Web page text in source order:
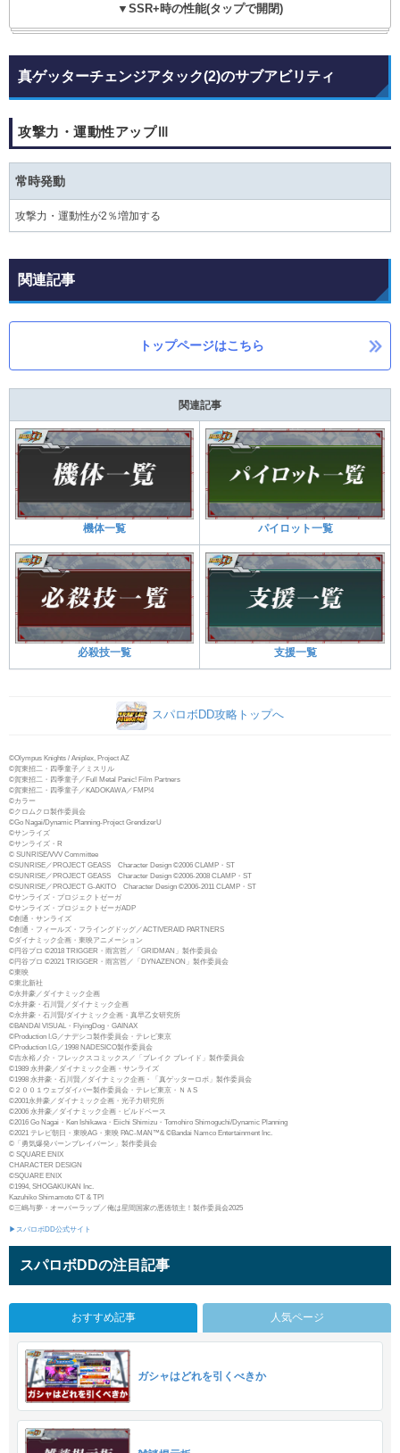
▼SSR+時の性能(タップで開閉)
真ゲッターチェンジアタック(2)のサブアビリティ
攻撃力・運動性アップⅢ
常時発動
攻撃力・運動性が2％増加する
関連記事
トップページはこちら
関連記事
機体一覧 パイロット一覧
必殺技一覧 支援一覧
スパロボDD攻略トップへ
©Olympus Knights / Aniplex, Project AZ
©賀東招二・四季童子／ミスリル
©賀東招二・四季童子／Full Metal Panic! Film Partners
©賀東招二・四季童子／KADOKAWA／FMP!4
©カラー
©クロムクロ製作委員会
©Go Nagai/Dynamic Planning-Project GrendizerU
©サンライズ
©サンライズ・R
© SUNRISE/VVV Committee
©SUNRISE／PROJECT GEASS Character Design ©2006 CLAMP・ST
©SUNRISE／PROJECT GEASS Character Design ©2006-2008 CLAMP・ST
©SUNRISE／PROJECT G-AKITO Character Design ©2006-2011 CLAMP・ST
©サンライズ・プロジェクトゼーガ
©サンライズ・プロジェクトゼーガADP
©創通・サンライズ
©創通・フィールズ・フライングドッグ／ACTIVERAID PARTNERS
©ダイナミック企画・東映アニメーション
©円谷プロ ©2018 TRIGGER・雨宮哲／「GRIDMAN」製作委員会
©円谷プロ ©2021 TRIGGER・雨宮哲／「DYNAZENON」製作委員会
©東映
©東北新社
©永井豪／ダイナミック企画
©永井豪・石川賢／ダイナミック企画
©永井豪・石川賢/ダイナミック企画・真早乙女研究所
©BANDAI VISUAL・FlyingDog・GAINAX
©Production I.G／ナデシコ製作委員会・テレビ東京
©Production I.G／1998 NADESICO製作委員会
©吉永裕ノ介・フレックスコミックス／「ブレイク ブレイド」製作委員会
©1989 永井豪／ダイナミック企画・サンライズ
©1998 永井豪・石川賢／ダイナミック企画・「真ゲッターロボ」製作委員会
©２００１ウェブダイバー製作委員会・テレビ東京・ＮＡS
©2001永井豪／ダイナミック企画・光子力研究所
©2006 永井豪／ダイナミック企画・ビルドベース
©2016 Go Nagai・Ken Ishikawa・Eiichi Shimizu・Tomohiro Shimoguchi/Dynamic Planning
©2021 テレビ朝日・東映AG・東映 PAC-MAN™& ©Bandai Namco Entertainment Inc.
©「勇気爆発バーンブレイバーン」製作委員会
© SQUARE ENIX
CHARACTER DESIGN
©SQUARE ENIX
©1994, SHOGAKUKAN Inc.
Kazuhiko Shimamoto ©T & TPI
©三嶋与夢・オーバーラップ／俺は星間国家の悪徳領主！製作委員会2025
▶スパロボDD公式サイト
スパロボDDの注目記事
おすすめ記事 人気ページ
ガシャはどれを引くべきか